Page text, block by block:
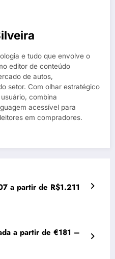
e tudo que envolve o
editor de conteúdo
de autos,
setor. Com olhar estratégico
combina
acessível para
em compradores.
a partir de R$1.211
a partir de €181 –